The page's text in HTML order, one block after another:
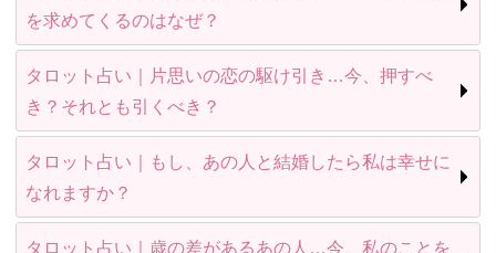
を求めてくるのはなぜ？
タロット占い｜片思いの恋の駆け引き…今、押すべ
き？それとも引くべき？
タロット占い｜もし、あの人と結婚したら私は幸せに
なれますか？
タロット占い｜歳の差があるあの人…今、私のことを